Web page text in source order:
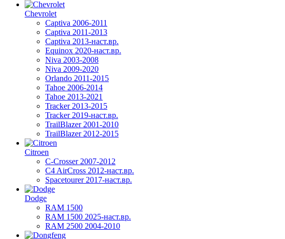
Chevrolet
Captiva 2006-2011
Captiva 2011-2013
Captiva 2013-наст.вр.
Equinox 2020-наст.вр.
Niva 2003-2008
Niva 2009-2020
Orlando 2011-2015
Tahoe 2006-2014
Tahoe 2013-2021
Tracker 2013-2015
Tracker 2019-наст.вр.
TrailBlazer 2001-2010
TrailBlazer 2012-2015
Citroen
C-Crosser 2007-2012
C4 AirCross 2012-наст.вр.
Spacetourer 2017-наст.вр.
Dodge
RAM 1500
RAM 1500 2025-наст.вр.
RAM 2500 2004-2010